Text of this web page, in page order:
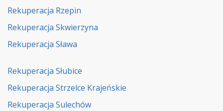
Rekuperacja Rzepin
Rekuperacja Skwierzyna
Rekuperacja Sława
Rekuperacja Słubice
Rekuperacja Strzelce Krajeńskie
Rekuperacja Sulechów